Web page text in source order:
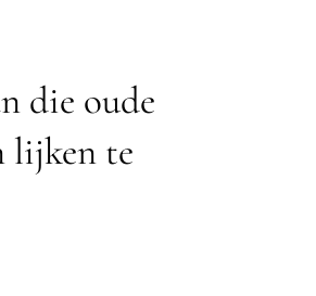
die oude
lijken te